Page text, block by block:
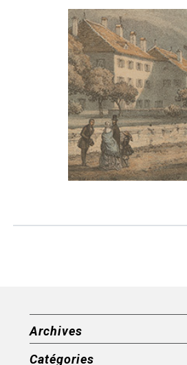
Archives
Catégories